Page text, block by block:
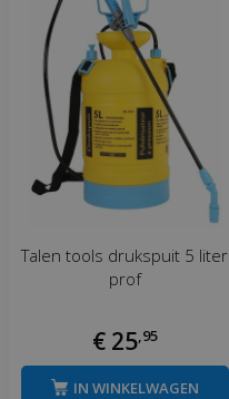
Talen tools drukspuit 5 liter
prof
€ 25 95
IN WINKELWAGEN